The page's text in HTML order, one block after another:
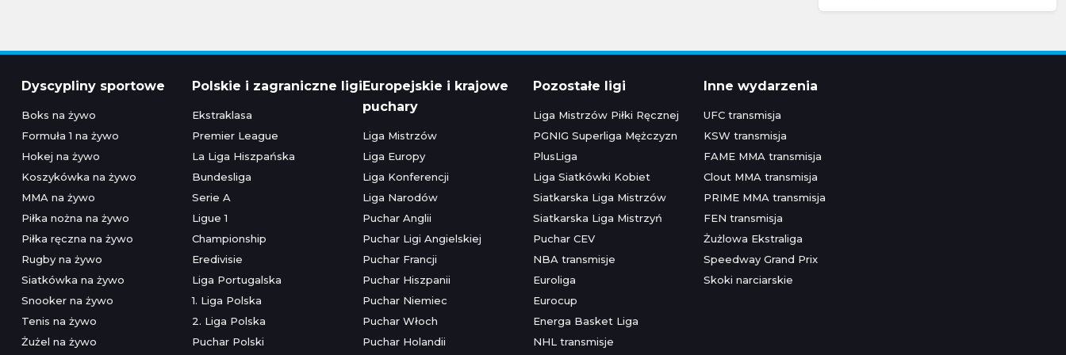
Dyscypliny sportowe
Boks na żywo
Formuła 1 na żywo
Hokej na żywo
Koszykówka na żywo
MMA na żywo
Piłka nożna na żywo
Piłka ręczna na żywo
Rugby na żywo
Siatkówka na żywo
Snooker na żywo
Tenis na żywo
Żużel na żywo
Polskie i zagraniczne ligi
Ekstraklasa
Premier League
La Liga Hiszpańska
Bundesliga
Serie A
Ligue 1
Championship
Eredivisie
Liga Portugalska
1. Liga Polska
2. Liga Polska
Puchar Polski
Europejskie i krajowe
puchary
Liga Mistrzów
Liga Europy
Liga Konferencji
Liga Narodów
Puchar Anglii
Puchar Ligi Angielskiej
Puchar Francji
Puchar Hiszpanii
Puchar Niemiec
Puchar Włoch
Puchar Holandii
Pozostałe ligi
Liga Mistrzów Piłki Ręcznej
PGNIG Superliga Mężczyzn
PlusLiga
Liga Siatkówki Kobiet
Siatkarska Liga Mistrzów
Siatkarska Liga Mistrzyń
Puchar CEV
NBA transmisje
Euroliga
Eurocup
Energa Basket Liga
NHL transmisje
Inne wydarzenia
UFC transmisja
KSW transmisja
FAME MMA transmisja
Clout MMA transmisja
PRIME MMA transmisja
FEN transmisja
Żużlowa Ekstraliga
Speedway Grand Prix
Skoki narciarskie